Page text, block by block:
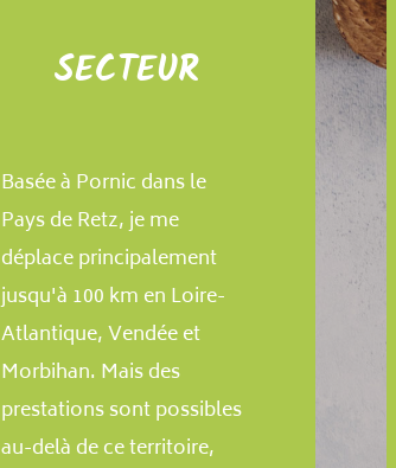
SECTEUR
Basée à Pornic dans le
Pays de Retz, je me
déplace principalement
jusqu'à 100 km en Loire-
Atlantique, Vendée et
Morbihan. Mais des
prestations sont possibles
au-delà de ce territoire,